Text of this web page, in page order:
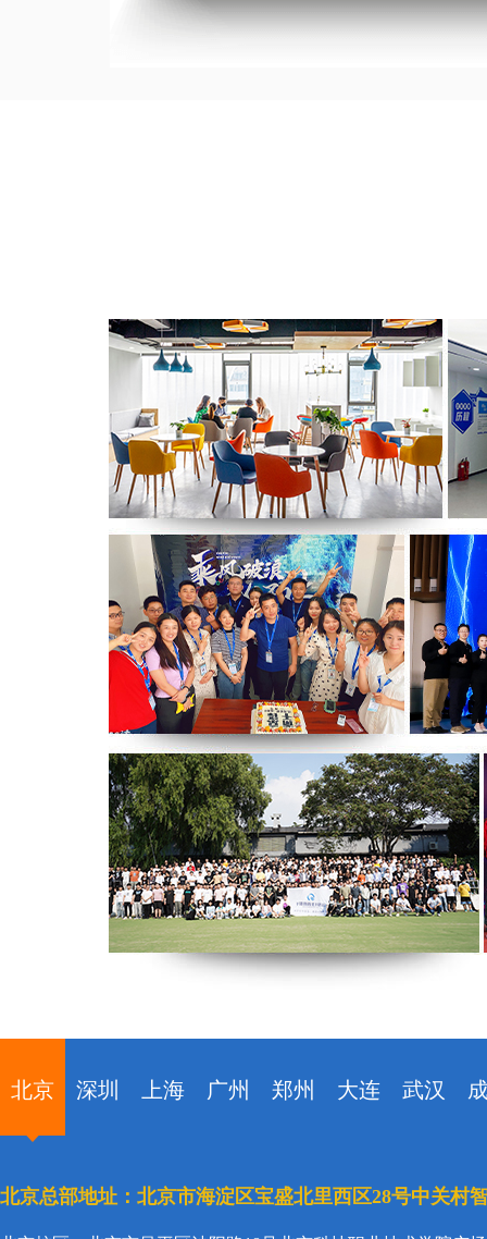
北京 深圳 上海 广州 郑州 大连 武汉
北京总部地址：北京市海淀区宝盛北里西区28号中关村